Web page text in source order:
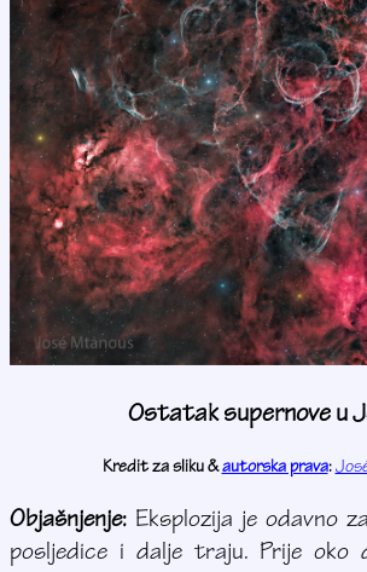
Ostatak supernove u
Kredit za sliku &autorska prava:
Objašnjenje: Eksplozija je odavno
posljedice i dalje traju. Prije oko